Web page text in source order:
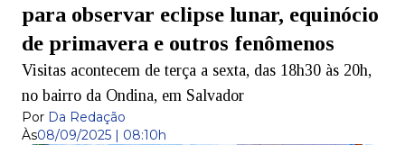
para observar eclipse lunar, equinócio
de primavera e outros fenômenos
Visitas acontecem de terça a sexta, das 18h30 às 20h,
no bairro da Ondina, em Salvador
Por Da Redação
Às08/09/2025 | 08:10h